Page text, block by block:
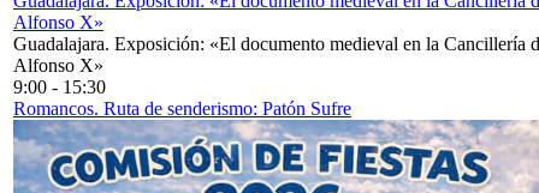
Alfonso X»
Guadalajara. Exposición: «El documento medieval en la Cancillería
Alfonso X»
9:00 - 15:30
Romancos. Ruta de senderismo: Patón Sufre